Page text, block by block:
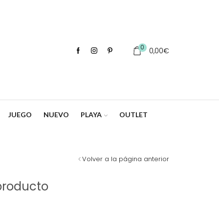
0 0,00€
JUEGO NUEVO PLAYA OUTLET
Volver a la página anterior